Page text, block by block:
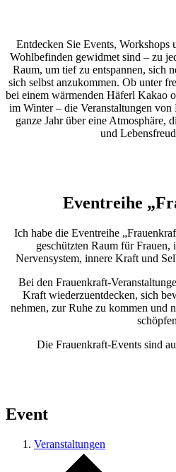
Entdecken Sie Events, Workshops
Wohlbefinden gewidmet sind – zu
Raum, um tief zu entspannen, sich
sich selbst anzukommen. Ob unter
bei einem wärmenden Häferl Kakao
im Winter – die Veranstaltungen
ganze Jahr über eine Atmosphäre,
und
Eventreihe
Ich habe die Eventreihe
geschützten Raum für
Nervensystem, innere Kraft und
Bei den Frauenkraft-
Kraft wiederzuentdecken, sich
nehmen, zur Ruhe zu kommen und
Die Frauenkraft-Events sind
Event
Veranstaltungen